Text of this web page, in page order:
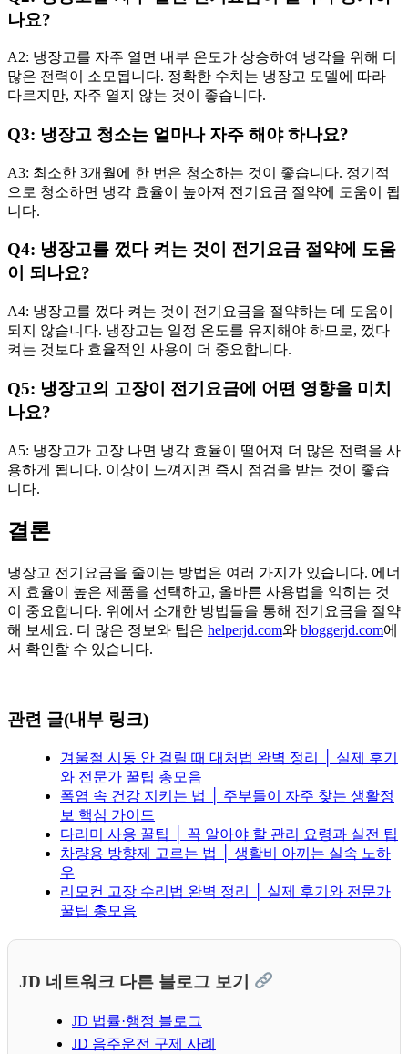
나요?
A2: 냉장고를 자주 열면 내부 온도가 상승하여 냉각을 위해 더
많은 전력이 소모됩니다. 정확한 수치는 냉장고 모델에 따라
다르지만, 자주 열지 않는 것이 좋습니다.
Q3: 냉장고 청소는 얼마나 자주 해야 하나요?
A3: 최소한 3개월에 한 번은 청소하는 것이 좋습니다. 정기적
으로 청소하면 냉각 효율이 높아져 전기요금 절약에 도움이 됩
니다.
Q4: 냉장고를 껐다 켜는 것이 전기요금 절약에 도움
이 되나요?
A4: 냉장고를 껐다 켜는 것이 전기요금을 절약하는 데 도움이
되지 않습니다. 냉장고는 일정 온도를 유지해야 하므로, 껐다
켜는 것보다 효율적인 사용이 더 중요합니다.
Q5: 냉장고의 고장이 전기요금에 어떤 영향을 미치
나요?
A5: 냉장고가 고장 나면 냉각 효율이 떨어져 더 많은 전력을 사
용하게 됩니다. 이상이 느껴지면 즉시 점검을 받는 것이 좋습
니다.
결론
냉장고 전기요금을 줄이는 방법은 여러 가지가 있습니다. 에너
지 효율이 높은 제품을 선택하고, 올바른 사용법을 익히는 것
이 중요합니다. 위에서 소개한 방법들을 통해 전기요금을 절약
해 보세요. 더 많은 정보와 팁은 helperjd.com와 bloggerjd.com에
서 확인할 수 있습니다.
관련 글(내부 링크)
겨울철 시동 안 걸릴 때 대처법 완벽 정리 │ 실제 후기
와 전문가 꿀팁 총모음
폭염 속 건강 지키는 법 │ 주부들이 자주 찾는 생활정
보 핵심 가이드
다리미 사용 꿀팁 │ 꼭 알아야 할 관리 요령과 실전 팁
차량용 방향제 고르는 법 │ 생활비 아끼는 실속 노하
우
리모컨 고장 수리법 완벽 정리 │ 실제 후기와 전문가
꿀팁 총모음
JD 네트워크 다른 블로그 보기
JD 법률·행정 블로그
JD 음주운전 구제 사례